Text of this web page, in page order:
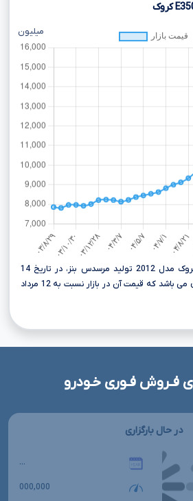
کروک
میلیون
قیمت بنز کلاس E E350 کروک مدل 2012 تولید مرسدس بنز، در تاریخ 14
می باشد که قیمت آن در بازار نسبت به 12 مرداد
فـروش فـوری خـودرو
در حال بارگزاری
...
000,000